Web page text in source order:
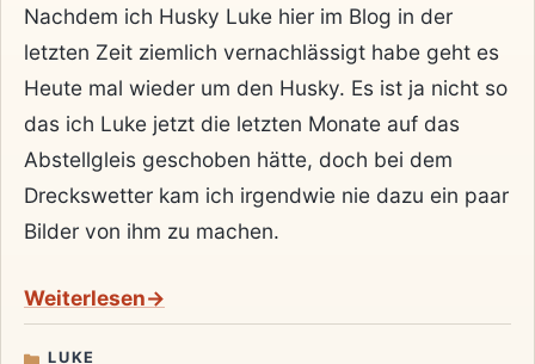
Nachdem ich Husky Luke hier im Blog in der
letzten Zeit ziemlich vernachlässigt habe geht es
Heute mal wieder um den Husky. Es ist ja nicht so
das ich Luke jetzt die letzten Monate auf das
Abstellgleis geschoben hätte, doch bei dem
Dreckswetter kam ich irgendwie nie dazu ein paar
Bilder von ihm zu machen.
Weiterlesen
LUKE